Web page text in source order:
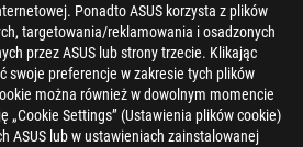
Ponadto ASUS korzysta z plików
targetowania/reklamowania i osadzonych
przez ASUS lub strony trzecie. Klikając
swoje preferencje w zakresie tych plików
można również w dowolnym momencie
„Cookie Settings” (Ustawienia plików cookie)
ASUS lub w ustawieniach zainstalowanej